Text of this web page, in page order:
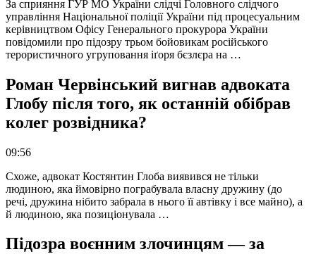
За сприяння ГУР МО України слідчі Головного слідчого
управління Національної поліції України під процесуальним
керівництвом Офісу Генерального прокурора України
повідомили про підозру трьом бойовикам російського
терористичного угруповання іґоря бєзлєра на …
Роман Червінський вигнав адвоката
Глобу після того, як останній обібрав
колег розвідника?
09:56
Схоже, адвокат Костянтин Глоба виявився не тільки
людиною, яка ймовірно пограбувала власну дружину (до
речі, дружина нібито забрала в нього її автівку і все майно), а
й людиною, яка позиціонувала …
Підозра воєнним злочинцям — за